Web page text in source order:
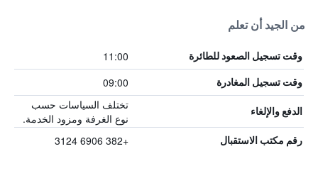
من الجيد أن تعلم
وقت تسجيل الصعود للطائرة 11:00
وقت تسجيل المغادرة 09:00
الدفع والإلغاء
تختلف السياسات حسب
نوع الغرفة ومزود الخدمة.
رقم مكتب الاستقبال +382 6906 3124